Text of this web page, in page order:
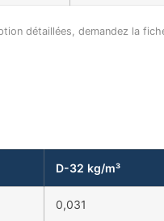
détaillées, demandez la
D-32 kg/m³
0,031